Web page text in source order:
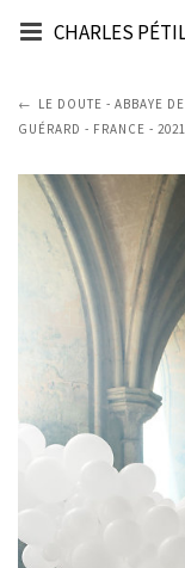
CHARLES
LE DOUTE - ABBAYE
GUÉRARD - FRANCE - 2021